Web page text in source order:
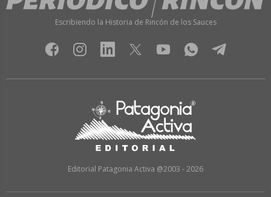
Escribiendo la Historia de Rincón de los Sauces
Editorial Patagonia Activa @2003 - 2026